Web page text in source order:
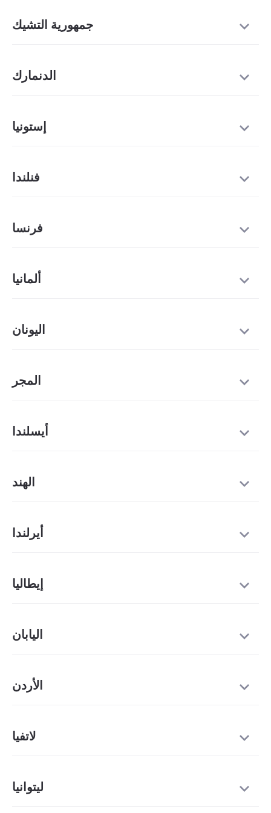
جمهورية التشيك
الدنمارك
إستونيا
فنلندا
فرنسا
ألمانيا
اليونان
المجر
أيسلندا
الهند
أيرلندا
إيطاليا
اليابان
الأردن
لاتفيا
ليتوانيا